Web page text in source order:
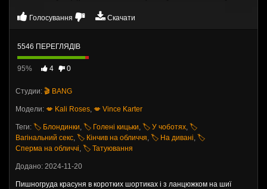
Голосування Скачати
5546 ПЕРЕГЛЯДІВ
95% 4 0
Студии: 🎬 BANG
Модели: 💋 Kali Roses, 💋 Vince Karter
Теги: 🏷️ Блондинки, 🏷️ Голені кицьки, 🏷️ У чоботях, 🏷️
Вагінальний секс, 🏷️ Кінчив на обличчя, 🏷️ На дивані, 🏷️
Сперма на обличчі, 🏷️ Татуювання
Додано: 2024-11-20
Пишногруда красуня в коротких шортиках і з ланцюжком на шиї